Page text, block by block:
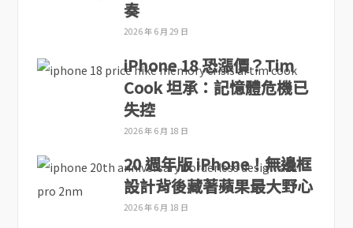
奏
2026 年 6 月 29 日
iPhone 18 恐漲價？Tim
Cook 坦承：記憶體危機已
失控
2026 年 6 月 18 日
20 週年版 iPhone！無邊框
設計背後藏著蘋果最大野心
2026 年 6 月 18 日